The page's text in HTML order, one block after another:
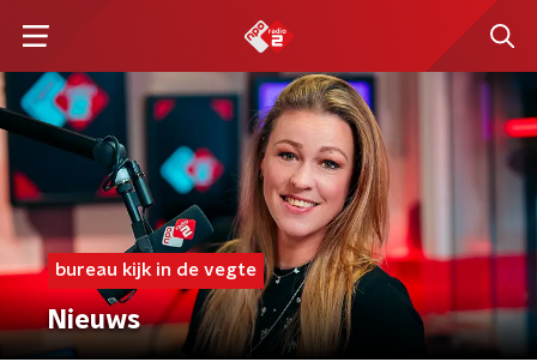
bureau kijk in de vegte
Nieuws